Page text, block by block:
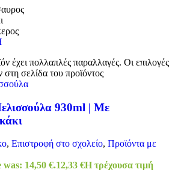
έχει πολλαπλές παραλλαγές. Οι επιλογές
σελίδα του προϊόντος
930ml | Με
, Επιστροφή στο σχολείο, Προϊόντα με
14,50 €.12,33 €Η τρέχουσα τιμή